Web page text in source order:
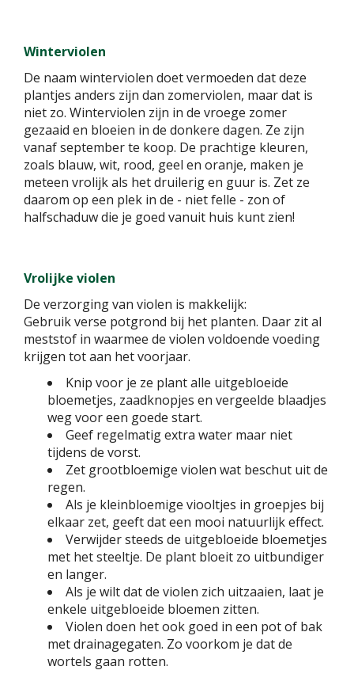
Winterviolen
De naam winterviolen doet vermoeden dat deze
plantjes anders zijn dan zomerviolen, maar dat is
niet zo. Winterviolen zijn in de vroege zomer
gezaaid en bloeien in de donkere dagen. Ze zijn
vanaf september te koop. De prachtige kleuren,
zoals blauw, wit, rood, geel en oranje, maken je
meteen vrolijk als het druilerig en guur is. Zet ze
daarom op een plek in de - niet felle - zon of
halfschaduw die je goed vanuit huis kunt zien!
Vrolijke violen
De verzorging van violen is makkelijk:
Gebruik verse potgrond bij het planten. Daar zit al
meststof in waarmee de violen voldoende voeding
krijgen tot aan het voorjaar.
Knip voor je ze plant alle uitgebloeide
bloemetjes, zaadknopjes en vergeelde blaadjes
weg voor een goede start.
Geef regelmatig extra water maar niet
tijdens de vorst.
Zet grootbloemige violen wat beschut uit de
regen.
Als je kleinbloemige viooltjes in groepjes bij
elkaar zet, geeft dat een mooi natuurlijk effect.
Verwijder steeds de uitgebloeide bloemetjes
met het steeltje. De plant bloeit zo uitbundiger
en langer.
Als je wilt dat de violen zich uitzaaien, laat je
enkele uitgebloeide bloemen zitten.
Violen doen het ook goed in een pot of bak
met drainagegaten. Zo voorkom je dat de
wortels gaan rotten.